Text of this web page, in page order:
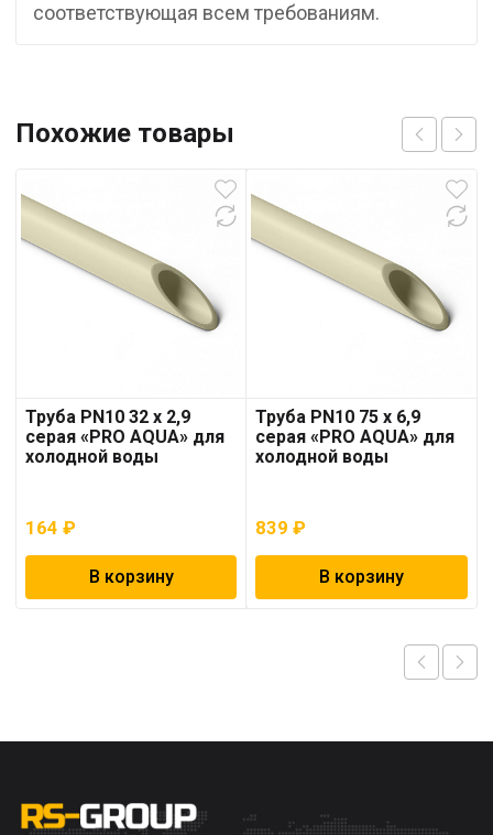
соответствующая всем требованиям.
Похожие товары
Труба PN10 32 x 2,9
серая «PRO AQUA» для
холодной воды
164 ₽
В корзину
Труба PN10 75 x 6,9
серая «PRO AQUA» для
холодной воды
839₽
В корзину